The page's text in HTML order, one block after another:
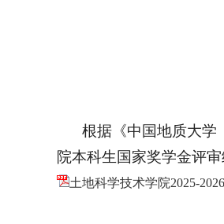
根据《中 国地质大学
院本科生国家奖学金评
土地科学技术学院2025-